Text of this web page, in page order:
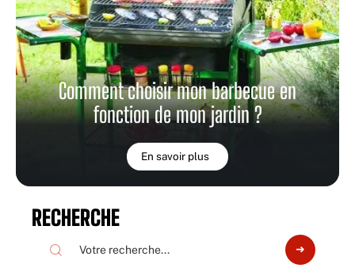
Comment choisir mon barbecue en
fonction de mon jardin ?
En savoir plus
RECHERCHE